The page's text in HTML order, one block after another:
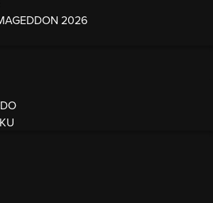
2026